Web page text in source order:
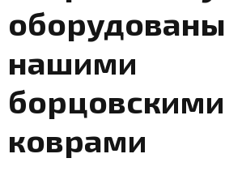
оборудованы
нашими
борцовскими
коврами